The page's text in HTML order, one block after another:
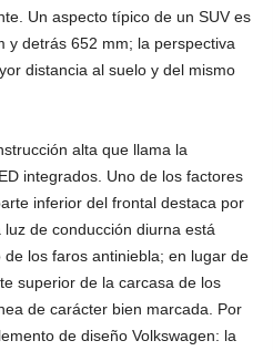
Un aspecto típico de un SUV es
y detrás 652 mm; la perspectiva
distancia al suelo y del mismo
alta que llama la
integrados. Uno de los factores
inferior del frontal destaca por
de conducción diurna está
los faros antiniebla; en lugar de
superior de la carcasa de los
de carácter bien marcada. Por
de diseño Volkswagen: la